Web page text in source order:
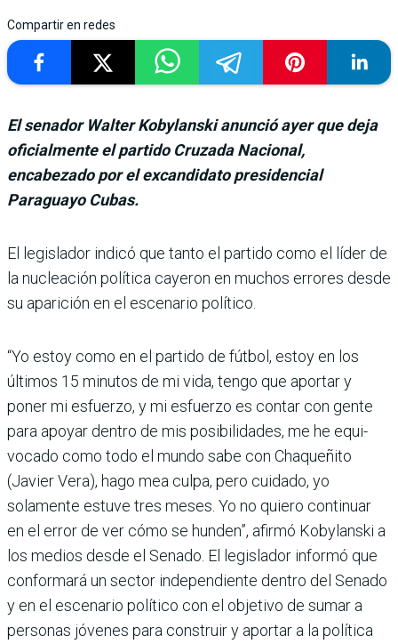
Compartir en redes
El senador Walter Kobylanski anunció ayer que deja
oficialmente el partido Cruzada Nacional,
encabezado por el excandidato presidencial
Paraguayo Cubas.
El legislador indicó que tanto el partido como el líder de
la nucleación polí­tica cayeron en muchos erro­res desde
su aparición en el escenario político.
“Yo estoy como en el partido de fútbol, estoy en los
últimos 15 minutos de mi vida, tengo que aportar y
poner mi esfuerzo, y mi esfuerzo es contar con gente
para apoyar dentro de mis posibilidades, me he equi­
vocado como todo el mundo sabe con Chaqueñito
(Javier Vera), hago mea culpa, pero cuidado, yo
solamente estuve tres meses. Yo no quiero conti­nuar
en el error de ver cómo se hunden”, afirmó Kobylanski a
los medios desde el Senado. El legislador informó que
confor­mará un sector independiente dentro del Senado
y en el esce­nario político con el objetivo de sumar a
personas jóvenes para construir y aportar a la política